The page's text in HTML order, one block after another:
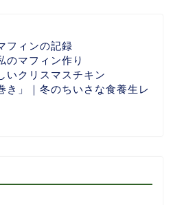
フィンの記録
のマフィン作り
いクリスマスチキン
き」｜冬のちいさな食養生レ